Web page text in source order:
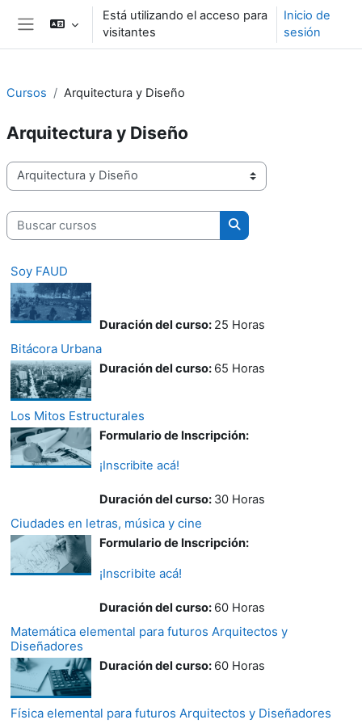
Salta al contenido principal
Panel lateral
Está utilizando el acceso para
visitantes
Inicio de
sesión
Cursos Arquitectura y Diseño
Arquitectura y Diseño
Categorías del curso
Buscar cursos
Buscar cursos
Soy FAUD
Duración del curso: 25 Horas
Bitácora Urbana
Duración del curso: 65 Horas
Los Mitos Estructurales
Formulario de Inscripción:
¡Inscribite acá!
Duración del curso: 30 Horas
Ciudades en letras, música y cine
Formulario de Inscripción:
¡Inscribite acá!
Duración del curso: 60 Horas
Matemática elemental para futuros Arquitectos y
Diseñadores
Duración del curso: 60 Horas
Física elemental para futuros Arquitectos y Diseñadores